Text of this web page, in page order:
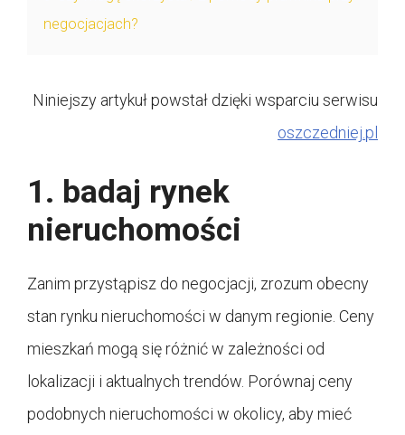
negocjacjach?
Niniejszy artykuł powstał dzięki wsparciu serwisu
oszczedniej.pl
1. badaj rynek
nieruchomości
Zanim przystąpisz do negocjacji, zrozum obecny
stan rynku nieruchomości w danym regionie. Ceny
mieszkań mogą się różnić w zależności od
lokalizacji i aktualnych trendów. Porównaj ceny
podobnych nieruchomości w okolicy, aby mieć